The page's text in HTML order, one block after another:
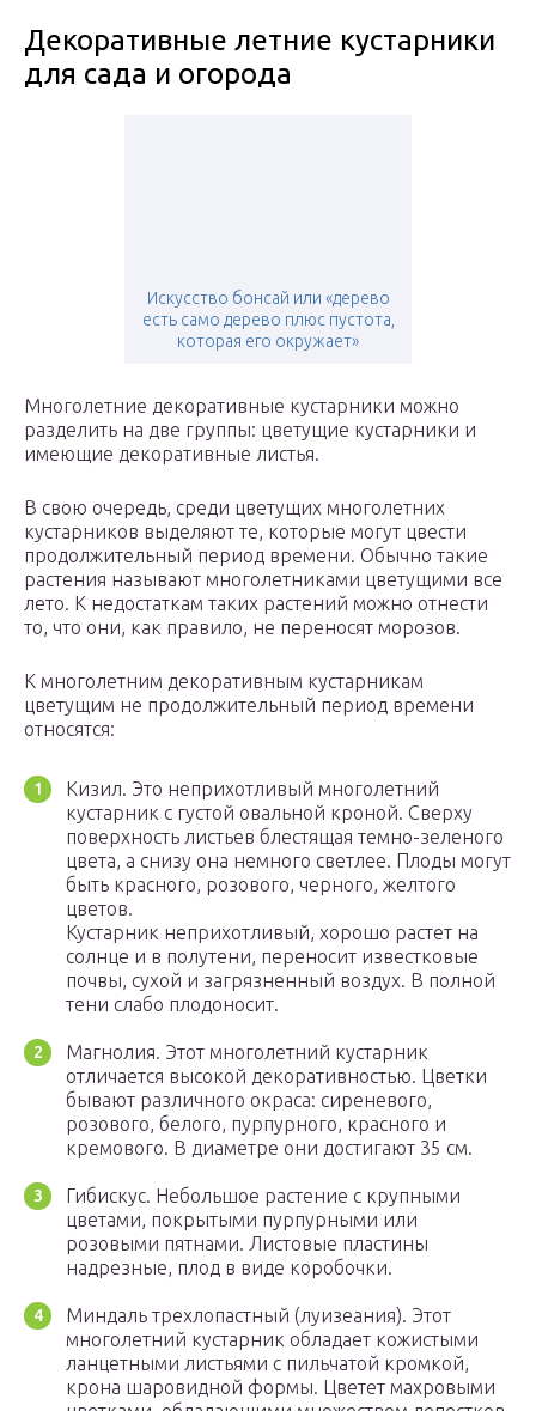
Декоративные летние кустарники
для сада и огорода
Искусство бонсай или «дерево
есть само дерево плюс пустота,
которая его окружает»
Многолетние декоративные кустарники можно
разделить на две группы: цветущие кустарники и
имеющие декоративные листья.
В свою очередь, среди цветущих многолетних
кустарников выделяют те, которые могут цвести
продолжительный период времени. Обычно такие
растения называют многолетниками цветущими все
лето. К недостаткам таких растений можно отнести
то, что они, как правило, не переносят морозов.
К многолетним декоративным кустарникам
цветущим не продолжительный период времени
относятся:
Кизил. Это неприхотливый многолетний
кустарник с густой овальной кроной. Сверху
поверхность листьев блестящая темно-зеленого
цвета, а снизу она немного светлее. Плоды могут
быть красного, розового, черного, желтого
цветов.
Кустарник неприхотливый, хорошо растет на
солнце и в полутени, переносит известковые
почвы, сухой и загрязненный воздух. В полной
тени слабо плодоносит.
Магнолия. Этот многолетний кустарник
отличается высокой декоративностью. Цветки
бывают различного окраса: сиреневого,
розового, белого, пурпурного, красного и
кремового. В диаметре они достигают 35 см.
Гибискус. Небольшое растение с крупными
цветами, покрытыми пурпурными или
розовыми пятнами. Листовые пластины
надрезные, плод в виде коробочки.
Миндаль трехлопастный (луизеания). Этот
многолетний кустарник обладает кожистыми
ланцетными листьями с пильчатой кромкой,
крона шаровидной формы. Цветет махровыми